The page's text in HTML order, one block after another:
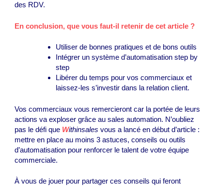
des RDV.
En conclusion, que vous faut-il retenir de cet article ?
Utiliser de bonnes pratiques et de bons outils
Intégrer un système d’automatisation step by
step
Libérer du temps pour vos commerciaux et
laissez-les s’investir dans la relation client.
Vos commerciaux vous remercieront car la portée de leurs
actions va exploser grâce au sales automation. N’oubliez
pas le défi que Withinsales vous a lancé en début d’article :
mettre en place au moins 3 astuces, conseils ou outils
d’automatisation pour renforcer le talent de votre équipe
commerciale.
À vous de jouer pour partager ces conseils qui feront